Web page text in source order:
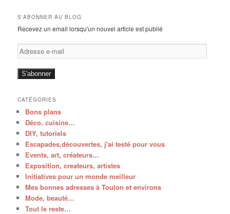
S'ABONNER AU BLOG
Recevez un email lorsqu'un nouvel article est publié
Adresse
e-
mail
S'abonner
CATÉGORIES
Bons plans
Déco, cuisine…
DIY, tutoriels
Escapades,découvertes, j'ai testé pour vous
Events, art, créateurs…
Exposition, createurs, artistes
Initiatives pour un monde meilleur
Mes bonnes adresses à Toulon et environs
Mode, beauté…
Tout le reste…